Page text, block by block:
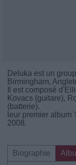
Deluka est un
Birmingham,
Il est composé
Kovacs (guitare),
(batterie).
leur premier album
2008.
Biographie